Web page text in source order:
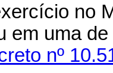
no
em uma
nº